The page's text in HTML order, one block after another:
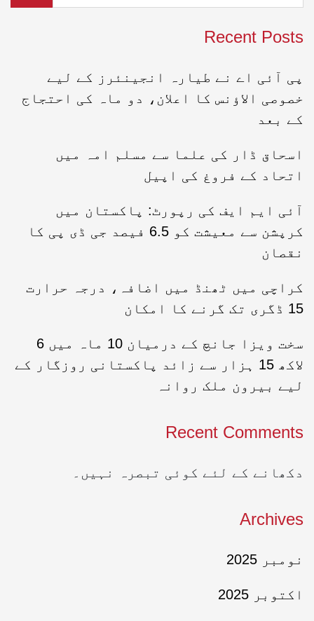
Recent Posts
پی آئی اے نے طیارہ انجینئرز کے لیے
خصوصی الاؤنس کا اعلان، دو ماہ کی احتجاج
کے بعد
اسحاق ڈار کی علما سے مسلم امہ میں
اتحاد کے فروغ کی اپیل
آئی ایم ایف کی رپورٹ: پاکستان میں
کرپشن سے معیشت کو 6.5 فیصد جی ڈی پی کا
نقصان
کراچی میں ٹھنڈ میں اضافہ، درجہ حرارت
15 ڈگری تک گرنے کا امکان
سخت ویزا جانچ کے درمیان 10 ماہ میں 6
لاکھ 15 ہزار سے زائد پاکستانی روزگار کے
لیے بیرون ملک روانہ
Recent Comments
دکھانے کے لئے کوئی تبصرہ نہیں۔
Archives
نومبر 2025
اکتوبر 2025